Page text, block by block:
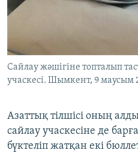
Сайлау жәшігіне топталып
учаскесі. Шымкент, 9 маусым
Азаттық тілшісі оның
сайлау учаскесіне де
бүктеліп жатқан екі